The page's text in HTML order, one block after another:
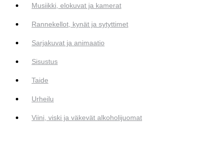
Musiikki, elokuvat ja kamerat
Rannekellot, kynät ja sytyttimet
Sarjakuvat ja animaatio
Sisustus
Taide
Urheilu
Viini, viski ja väkevät alkoholijuomat